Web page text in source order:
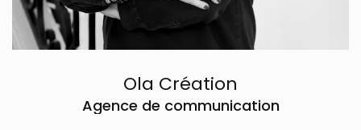
Ola Création
Agence de communication